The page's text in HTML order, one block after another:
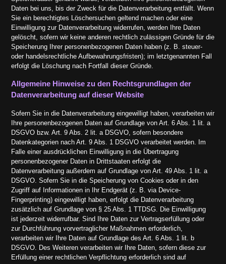
Daten bei uns, bis der Zweck für die Datenverarbeitung entfällt. Wenn
Sie ein berechtigtes Löschersuchen geltend machen oder eine
Einwilligung zur Datenverarbeitung widerrufen, werden Ihre Daten
gelöscht, sofern wir keine anderen rechtlich zulässigen Gründe für die
Speicherung Ihrer personenbezogenen Daten haben (z. B. steuer-
oder handelsrechtliche Aufbewahrungsfristen); im letztgenannten Fall
erfolgt die Löschung nach Fortfall dieser Gründe.
Allgemeine Hinweise zu den Rechtsgrundlagen der
Datenverarbeitung auf dieser Website
Sofern Sie in die Datenverarbeitung eingewilligt haben, verarbeiten wir
Ihre personenbezogenen Daten auf Grundlage von Art. 6 Abs. 1 lit. a
DSGVO bzw. Art. 9 Abs. 2 lit. a DSGVO, sofern besondere
Datenkategorien nach Art. 9 Abs. 1 DSGVO verarbeitet werden. Im
Falle einer ausdrücklichen Einwilligung in die Übertragung
personenbezogener Daten in Drittstaaten erfolgt die
Datenverarbeitung außerdem auf Grundlage von Art. 49 Abs. 1 lit. a
DSGVO. Sofern Sie in die Speicherung von Cookies oder in den
Zugriff auf Informationen in Ihr Endgerät (z. B. via Device-
Fingerprinting) eingewilligt haben, erfolgt die Datenverarbeitung
zusätzlich auf Grundlage von § 25 Abs. 1 TTDSG. Die Einwilligung
ist jederzeit widerrufbar. Sind Ihre Daten zur Vertragserfüllung oder
zur Durchführung vorvertraglicher Maßnahmen erforderlich,
verarbeiten wir Ihre Daten auf Grundlage des Art. 6 Abs. 1 lit. b
DSGVO. Des Weiteren verarbeiten wir Ihre Daten, sofern diese zur
Erfüllung einer rechtlichen Verpflichtung erforderlich sind auf